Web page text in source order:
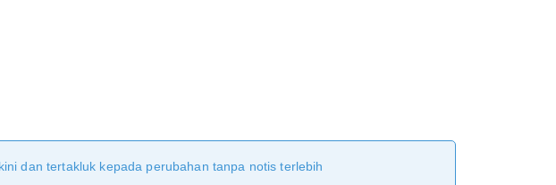
dan tertakluk kepada perubahan tanpa notis terlebih